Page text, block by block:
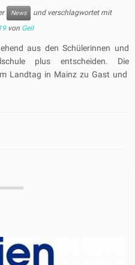
News und verschlagwortet mit
von Geil
aus den Schülerinnen und
plus entscheiden. Die
Landtag in Mainz zu Gast und